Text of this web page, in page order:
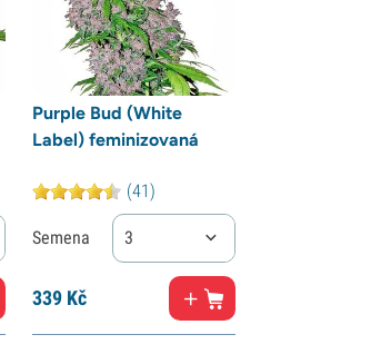
Purple Bud (White
Label) feminizovaná
(41)
Semena 3
339Kč